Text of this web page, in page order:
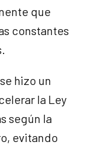
que
constantes
hizo un
la Ley
según la
evitando